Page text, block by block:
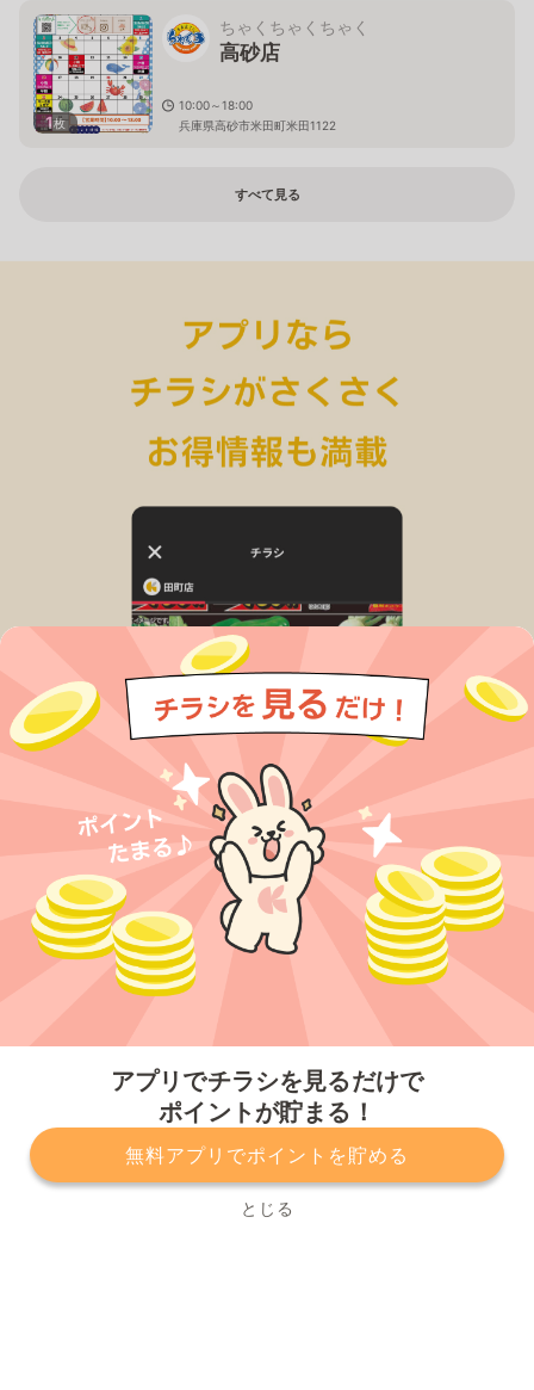
アプリでチラシを見るだけで
ポイントが貯まる！
無料アプリでポイントを貯める
とじる
1枚
ちゃくちゃくちゃく
高砂店
10:00～18:00
兵庫県高砂市米田町米田1122
すべて見る
プライバシーポリシー 利用規約
運営会社
サービスに関してのお問い合わせ